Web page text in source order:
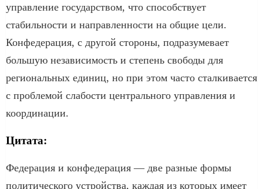
управление государством, что способствует
стабильности и направленности на общие цели.
Конфедерация, с другой стороны, подразумевает
большую независимость и степень свободы для
региональных единиц, но при этом часто сталкивается
с проблемой слабости центрального управления и
координации.
Цитата:
Федерация и конфедерация — две разные формы
политического устройства, каждая из которых имеет